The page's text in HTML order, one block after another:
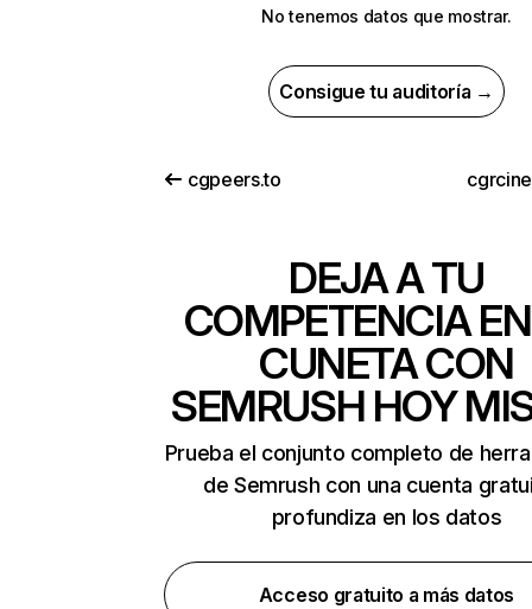
No tenemos datos que mostrar.
Consigue tu auditoría →
cgpeers.to
DEJA A TU
COMPETENCIA
CUNETA CON
SEMRUSH HOY
Prueba el conjunto completo de
de Semrush con una cuenta
profundiza en los datos
Acceso gratuito a más datos